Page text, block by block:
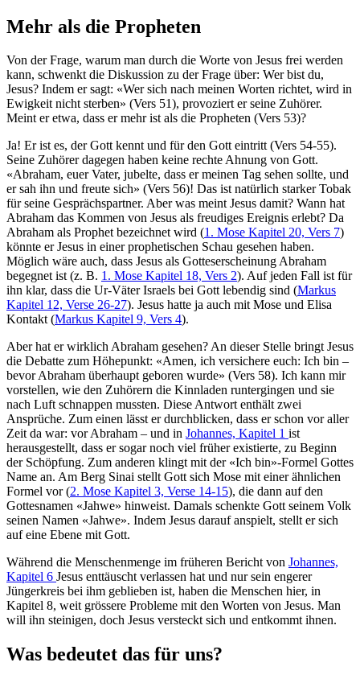
Mehr als die Propheten
Von der Frage, warum man durch die Worte von Jesus frei werden
kann, schwenkt die Diskussion zu der Frage über: Wer bist du,
Jesus? Indem er sagt: «Wer sich nach meinen Worten richtet, wird in
Ewigkeit nicht sterben» (Vers 51), provoziert er seine Zuhörer.
Meint er etwa, dass er mehr ist als die Propheten (Vers 53)?
Ja! Er ist es, der Gott kennt und für den Gott eintritt (Vers 54-55).
Seine Zuhörer dagegen haben keine rechte Ahnung von Gott.
«Abraham, euer Vater, jubelte, dass er meinen Tag sehen sollte, und
er sah ihn und freute sich» (Vers 56)! Das ist natürlich starker Tobak
für seine Gesprächspartner. Aber was meint Jesus damit? Wann hat
Abraham das Kommen von Jesus als freudiges Ereignis erlebt? Da
Abraham als Prophet bezeichnet wird (1. Mose Kapitel 20, Vers 7)
könnte er Jesus in einer prophetischen Schau gesehen haben.
Möglich wäre auch, dass Jesus als Gotteserscheinung Abraham
begegnet ist (z. B. 1. Mose Kapitel 18, Vers 2). Auf jeden Fall ist für
ihn klar, dass die Ur-Väter Israels bei Gott lebendig sind (Markus
Kapitel 12, Verse 26-27). Jesus hatte ja auch mit Mose und Elisa
Kontakt (Markus Kapitel 9, Vers 4).
Aber hat er wirklich Abraham gesehen? An dieser Stelle bringt Jesus
die Debatte zum Höhepunkt: «Amen, ich versichere euch: Ich bin –
bevor Abraham überhaupt geboren wurde» (Vers 58). Ich kann mir
vorstellen, wie den Zuhörern die Kinnladen runtergingen und sie
nach Luft schnappen mussten. Diese Antwort enthält zwei
Ansprüche. Zum einen lässt er durchblicken, dass er schon vor aller
Zeit da war: vor Abraham – und in Johannes, Kapitel 1 ist
herausgestellt, dass er sogar noch viel früher existierte, zu Beginn
der Schöpfung. Zum anderen klingt mit der «Ich bin»-Formel Gottes
Name an. Am Berg Sinai stellt Gott sich Mose mit einer ähnlichen
Formel vor (2. Mose Kapitel 3, Verse 14-15), die dann auf den
Gottesnamen «Jahwe» hinweist. Damals schenkte Gott seinem Volk
seinen Namen «Jahwe». Indem Jesus darauf anspielt, stellt er sich
auf eine Ebene mit Gott.
Während die Menschenmenge im früheren Bericht von Johannes,
Kapitel 6 Jesus enttäuscht verlassen hat und nur sein engerer
Jüngerkreis bei ihm geblieben ist, haben die Menschen hier, in
Kapitel 8, weit grössere Probleme mit den Worten von Jesus. Man
will ihn steinigen, doch Jesus versteckt sich und entkommt ihnen.
Was bedeutet das für uns?